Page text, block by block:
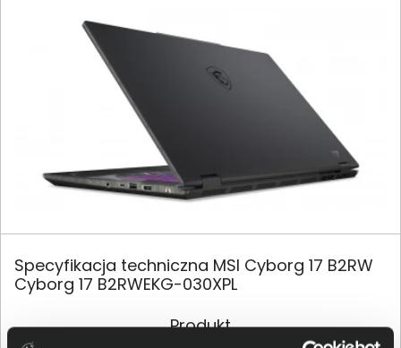
Specyfikacja techniczna MSI Cyborg 17 B2RW
Cyborg 17 B2RWEKG-030XPL
Produkt